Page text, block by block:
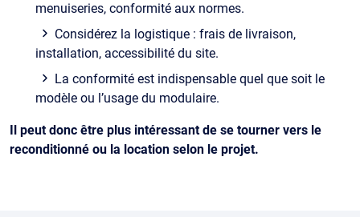
menuiseries, conformité aux normes.
Considérez la logistique : frais de livraison,
installation, accessibilité du site.
La conformité est indispensable quel que soit le
modèle ou l’usage du modulaire.
Il peut donc être plus intéressant de se tourner vers le
reconditionné ou la location selon le projet.